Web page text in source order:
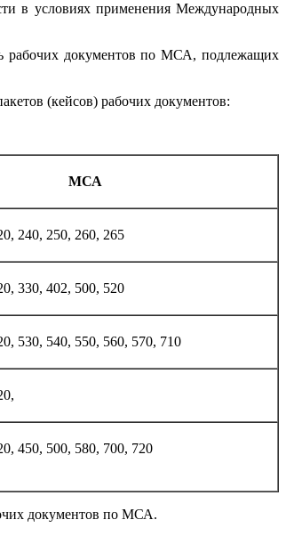
в условиях применения Международных
рабочих документов по МСА, подлежащих
(кейсов) рабочих документов:
МСА
240, 250, 260, 265
330, 402, 500, 520
530, 540, 550, 560, 570, 710
450, 500, 580, 700, 720
документов по МСА.